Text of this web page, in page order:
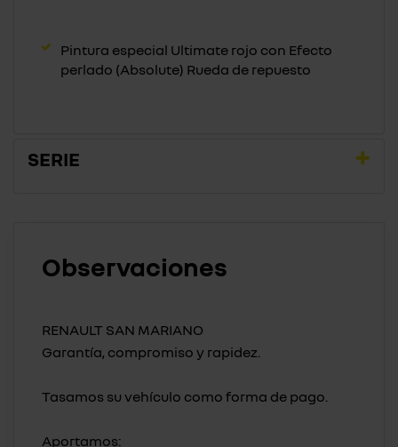
Pintura especial Ultimate rojo con Efecto
perlado (Absolute) Rueda de repuesto
SERIE
Observaciones
RENAULT SAN MARIANO
Garantía, compromiso y rapidez.
Tasamos su vehículo como forma de pago.
Aportamos: